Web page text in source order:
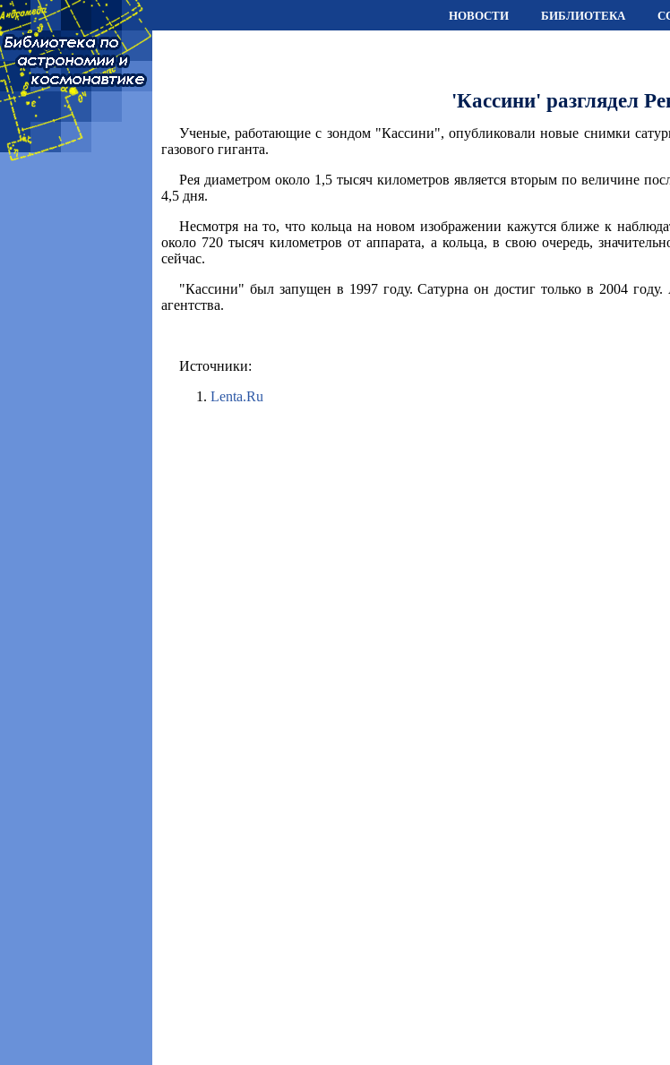
НОВОСТИ БИБЛИОТЕКА
'Кассини' разглядел
Ученые, работающие с зондом "Кассини", опубликовали новые снимки
газового гиганта.
Рея диаметром около 1,5 тысяч километров является вторым по величине
4,5 дня.
Несмотря на то, что кольца на новом изображении кажутся ближе к
около 720 тысяч километров от аппарата, а кольца, в свою очередь,
сейчас.
"Кассини" был запущен в 1997 году. Сатурна он достиг только в 2004
агентства.
Источники:
Lenta.Ru